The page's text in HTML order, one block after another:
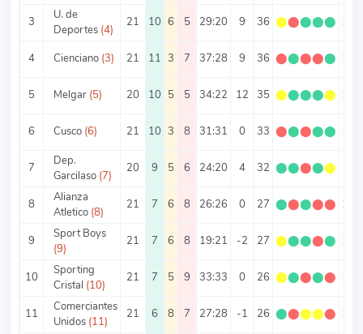
3
U. de
Deportes (4)
21 10 6 5 29:20 9 36 ⬤⬤⬤⬤⬤ 1.71
4 Cienciano (3) 21 11 3 7 37:28 9 36 ⬤⬤⬤⬤⬤ 1.71
5 Melgar (5) 20 10 5 5 34:22 12 35 ⬤⬤⬤⬤⬤ 1.75
6 Cusco (6) 21 10 3 8 31:31 0 33 ⬤⬤⬤⬤⬤ 1.57
7
Dep.
Garcilaso (7)
20 9 5 6 24:20 4 32 ⬤⬤⬤⬤⬤
8
Alianza
Atletico (8)
21 7 6 8 26:26 0 27 ⬤⬤⬤⬤⬤ 1.29
9
Sport Boys
(9)
21 7 6 8 19:21 -2 27 ⬤⬤⬤⬤⬤ 1.29
10
Sporting
Cristal (10)
21 7 5 9 33:33 0 26 ⬤⬤⬤⬤⬤ 1.24
11
Comerciantes
Unidos (11)
21 6 8 7 27:28 -1 26 ⬤⬤⬤⬤⬤ 1.24